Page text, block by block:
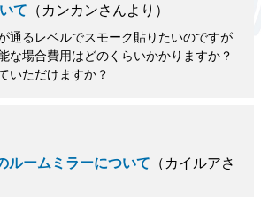
て （カンカンさんより）
通るレベルでスモーク貼りたいのですが
な場合費用はどのくらいかかりますか？
いただけますか？
ルームミラーについて （カイルアさ